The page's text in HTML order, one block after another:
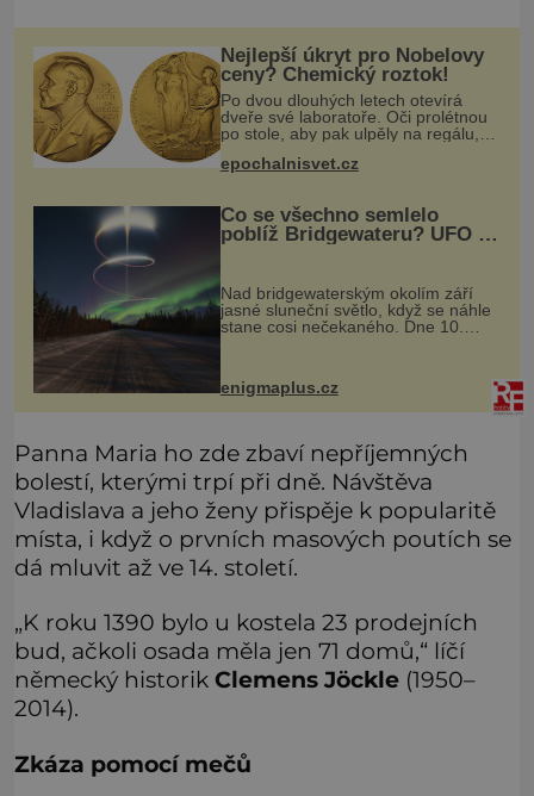
Nejlepší úkryt pro Nobelovy
ceny? Chemický roztok!
Po dvou dlouhých letech otevírá
dveře své laboratoře. Oči prolétnou
po stole, aby pak ulpěly na regálu,
kde se nachází všemožné látky.
Hledá žluto-oranžovou tekutinu,
epochalnisvet.cz
Co se všechno semlelo
poblíž Bridgewateru? UFO na
Nad bridgewaterským okolím září
jasné sluneční světlo, když se náhle
stane cosi nečekaného. Dne 10.
května roku 1760 v deset hodin
přeletu UFO
enigmaplus.cz
Panna Maria ho zde zbaví nepříjemných
bolestí, kterými trpí při dně. Návštěva
Vladislava a jeho ženy přispěje k popularitě
místa, i když o prvních masových poutích se
dá mluvit až ve 14. století.
„K roku 1390 bylo u kostela 23 prodejních
bud, ačkoli osada měla jen 71 domů,“ líčí
německý historik Clemens Jöckle (1950–
2014).
Zkáza pomocí mečů